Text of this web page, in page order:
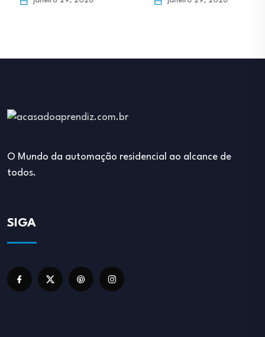
O Mundo da automação residencial ao alcance de
todos.
SIGA